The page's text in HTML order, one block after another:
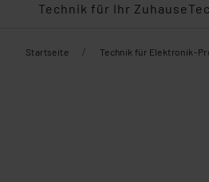
Technik für Ihr Zuhause
Startseite / Technik für Elektronik-